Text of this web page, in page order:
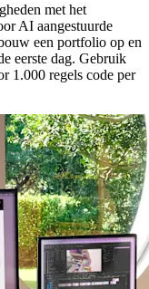
met het
AI aangestuurde
een portfolio op en
eerste dag. Gebruik
1.000 regels code per